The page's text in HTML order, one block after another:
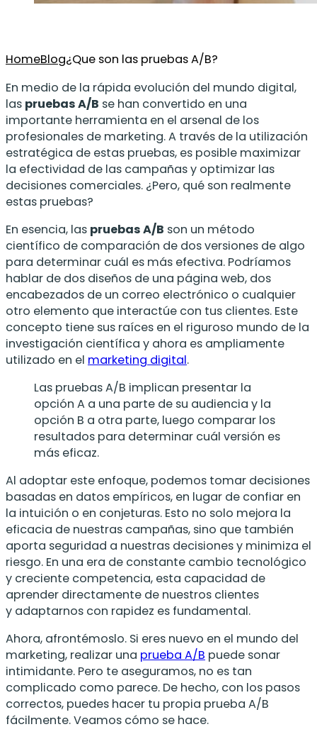
HomeBlog¿Que son las pruebas A/B?
En medio de la rápida evolución del mundo digital,
las pruebas A/B se han convertido en una
importante herramienta en el arsenal de los
profesionales de marketing. A través de la utilización
estratégica de estas pruebas, es posible maximizar
la efectividad de las campañas y optimizar las
decisiones comerciales. ¿Pero, qué son realmente
estas pruebas?
En esencia, las pruebas A/B son un método
científico de comparación de dos versiones de algo
para determinar cuál es más efectiva. Podríamos
hablar de dos diseños de una página web, dos
encabezados de un correo electrónico o cualquier
otro elemento que interactúe con tus clientes. Este
concepto tiene sus raíces en el riguroso mundo de la
investigación científica y ahora es ampliamente
utilizado en el marketing digital.
Las pruebas A/B implican presentar la
opción A a una parte de su audiencia y la
opción B a otra parte, luego comparar los
resultados para determinar cuál versión es
más eficaz.
Al adoptar este enfoque, podemos tomar decisiones
basadas en datos empíricos, en lugar de confiar en
la intuición o en conjeturas. Esto no solo mejora la
eficacia de nuestras campañas, sino que también
aporta seguridad a nuestras decisiones y minimiza el
riesgo. En una era de constante cambio tecnológico
y creciente competencia, esta capacidad de
aprender directamente de nuestros clientes
y adaptarnos con rapidez es fundamental.
Ahora, afrontémoslo. Si eres nuevo en el mundo del
marketing, realizar una prueba A/B puede sonar
intimidante. Pero te aseguramos, no es tan
complicado como parece. De hecho, con los pasos
correctos, puedes hacer tu propia prueba A/B
fácilmente. Veamos cómo se hace.